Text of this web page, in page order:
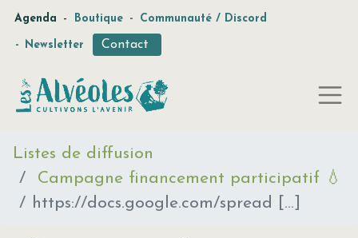
Agenda - Boutique - Communauté / Discord
- Newsletter Contact
Listes de diffusion
Campagne financement participatif 💧
https://docs.google.com/spread [...]